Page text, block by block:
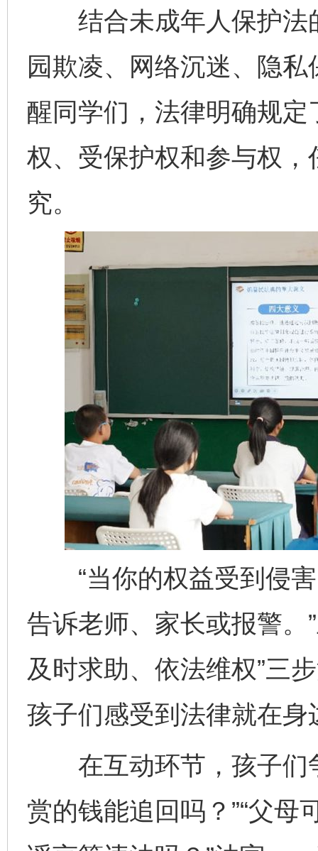
结合未成年人保护法
园欺凌、网络沉迷、隐
醒同学们，法律明确规
权、受保护权和参与权
究。
“当你的权益受到侵害
告诉老师、家长或报警。
及时求助、依法维权”三
孩子们感受到法律就在身
在互动环节，孩子们
赏的钱能追回吗？”“父母